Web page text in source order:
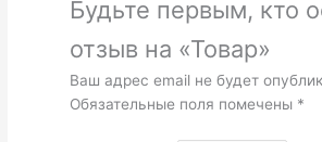
Будьте первым, кто
отзыв на «Товар»
Ваш адрес email не будет
Обязательные поля помечены *